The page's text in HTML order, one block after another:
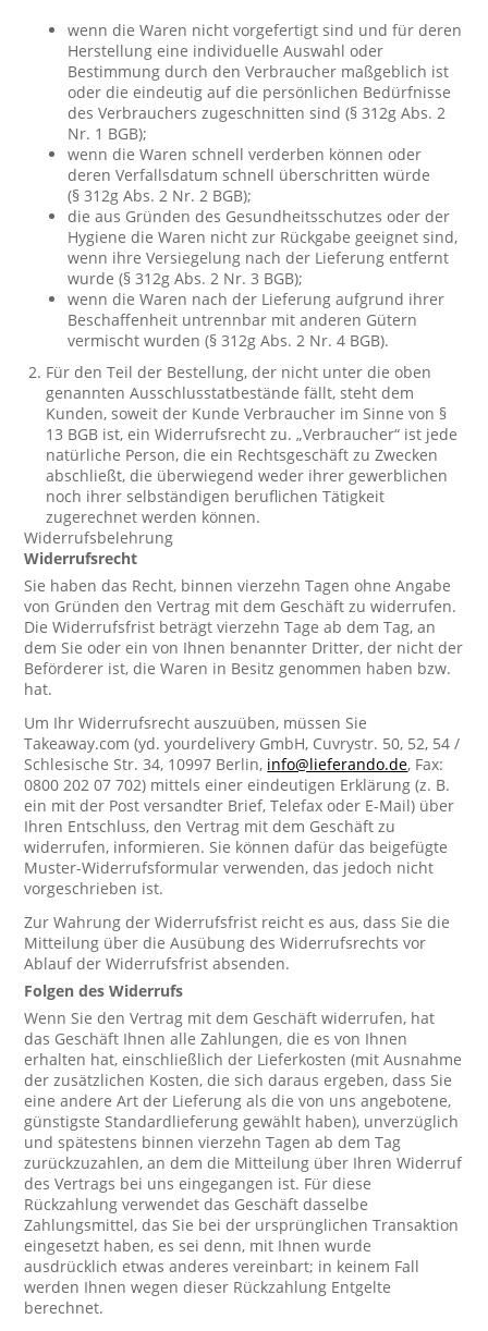
wenn die Waren nicht vorgefertigt sind und für deren
Herstellung eine individuelle Auswahl oder
Bestimmung durch den Verbraucher maßgeblich ist
oder die eindeutig auf die persönlichen Bedürfnisse
des Verbrauchers zugeschnitten sind (§ 312g Abs. 2
Nr. 1 BGB);
wenn die Waren schnell verderben können oder
deren Verfallsdatum schnell überschritten würde
(§ 312g Abs. 2 Nr. 2 BGB);
die aus Gründen des Gesundheitsschutzes oder der
Hygiene die Waren nicht zur Rückgabe geeignet sind,
wenn ihre Versiegelung nach der Lieferung entfernt
wurde (§ 312g Abs. 2 Nr. 3 BGB);
wenn die Waren nach der Lieferung aufgrund ihrer
Beschaffenheit untrennbar mit anderen Gütern
vermischt wurden (§ 312g Abs. 2 Nr. 4 BGB).
Für den Teil der Bestellung, der nicht unter die oben
genannten Ausschlusstatbestände fällt, steht dem
Kunden, soweit der Kunde Verbraucher im Sinne von §
13 BGB ist, ein Widerrufsrecht zu. „Verbraucher“ ist jede
natürliche Person, die ein Rechtsgeschäft zu Zwecken
abschließt, die überwiegend weder ihrer gewerblichen
noch ihrer selbständigen beruflichen Tätigkeit
zugerechnet werden können.
Widerrufsbelehrung
Widerrufsrecht
Sie haben das Recht, binnen vierzehn Tagen ohne Angabe
von Gründen den Vertrag mit dem Geschäft zu widerrufen.
Die Widerrufsfrist beträgt vierzehn Tage ab dem Tag, an
dem Sie oder ein von Ihnen benannter Dritter, der nicht der
Beförderer ist, die Waren in Besitz genommen haben bzw.
hat.
Um Ihr Widerrufsrecht auszuüben, müssen Sie
Takeaway.com (yd. yourdelivery GmbH, Cuvrystr. 50, 52, 54 /
Schlesische Str. 34, 10997 Berlin, info@lieferando.de, Fax:
0800 202 07 702) mittels einer eindeutigen Erklärung (z. B.
ein mit der Post versandter Brief, Telefax oder E-Mail) über
Ihren Entschluss, den Vertrag mit dem Geschäft zu
widerrufen, informieren. Sie können dafür das beigefügte
Muster-Widerrufsformular verwenden, das jedoch nicht
vorgeschrieben ist.
Zur Wahrung der Widerrufsfrist reicht es aus, dass Sie die
Mitteilung über die Ausübung des Widerrufsrechts vor
Ablauf der Widerrufsfrist absenden.
Folgen des Widerrufs
Wenn Sie den Vertrag mit dem Geschäft widerrufen, hat
das Geschäft Ihnen alle Zahlungen, die es von Ihnen
erhalten hat, einschließlich der Lieferkosten (mit Ausnahme
der zusätzlichen Kosten, die sich daraus ergeben, dass Sie
eine andere Art der Lieferung als die von uns angebotene,
günstigste Standardlieferung gewählt haben), unverzüglich
und spätestens binnen vierzehn Tagen ab dem Tag
zurückzuzahlen, an dem die Mitteilung über Ihren Widerruf
des Vertrags bei uns eingegangen ist. Für diese
Rückzahlung verwendet das Geschäft dasselbe
Zahlungsmittel, das Sie bei der ursprünglichen Transaktion
eingesetzt haben, es sei denn, mit Ihnen wurde
ausdrücklich etwas anderes vereinbart; in keinem Fall
werden Ihnen wegen dieser Rückzahlung Entgelte
berechnet.